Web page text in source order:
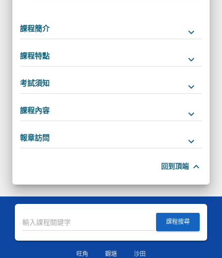
課程簡介 keyboard_arrow_down
課程特點 keyboard_arrow_down
考試須知 keyboard_arrow_down
課程內容 keyboard_arrow_down
報章訪問 keyboard_arrow_down
回到頂端 keyboard_arrow_up
課程搜尋
旺角 觀塘 沙田